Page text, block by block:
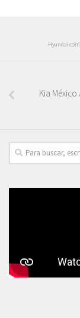
Hyundai
Kia